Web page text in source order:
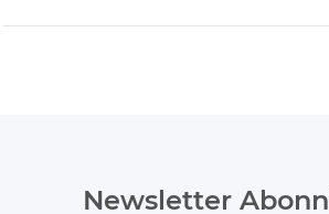
Newsletter